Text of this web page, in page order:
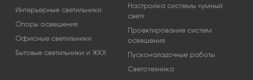
Интерьерные светильники
Опоры освещения
Офисные светильники
Бытовые светильники и ЖКХ
Настройка системы «умный
свет»
Проектирование систем
освещения
Пусконаладочные работы
Светотехника